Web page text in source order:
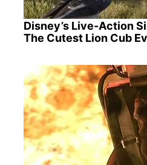
Disney’s Live-Action
The Cutest Lion Cub